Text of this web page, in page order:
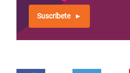
Suscríbete